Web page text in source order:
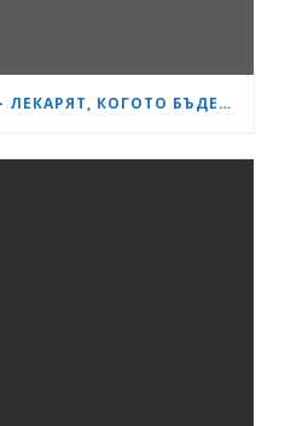
Д-Р ТЮРКАН МУСТАФА – ЛЕКАРЯТ, КОГОТО БЪДЕЩИТЕ МАЙКИ В БУРГАС ЧЕСТО ПРЕПОРЪЧВАТ ЕДНА НА ДРУГА